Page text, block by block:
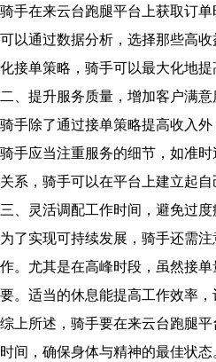
骑手在来云台跑腿平台上获取订
可以通过数据分析，选择那些高
化接单策略，骑手可以最大化地
二、提升服务质量，增加客户满意
骑手除了通过接单策略提高收入
骑手应当注重服务的细节，如准
关系，骑手可以在平台上建立起
三、灵活调配工作时间，避免过
为了实现可持续发展，骑手还需
作。尤其是在高峰时段，虽然接
要。适当的休息能提高工作效率
综上所述，骑手要在来云台跑腿
时间，确保身体与精神的最佳状